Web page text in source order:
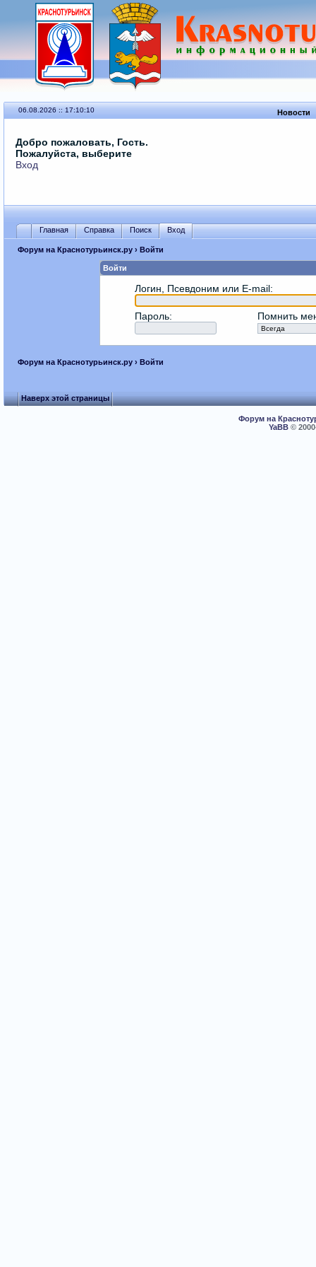
06.08.2026 :: 17:10:10 Новости
Добро пожаловать, Гость.
Пожалуйста, выберите
Вход
Главная Справка Поиск Вход
Форум на Краснотурьинск.ру› Войти
Войти
Логин, Псевдоним или E-mail:
Пароль: Помнить
Форум на Краснотурьинск.ру› Войти
Наверх этой страницы
Форум на
YaBB©